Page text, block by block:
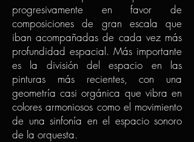
progresivamente en favor de
composiciones de gran escala que
iban acompañadas de cada vez más
profundidad espacial. Más importante
es la división del espacio en las
pinturas más recientes, con una
geometría casi orgánica que vibra en
colores armoniosos como el movimiento
de una sinfonía en el espacio sonoro
de la orquesta.